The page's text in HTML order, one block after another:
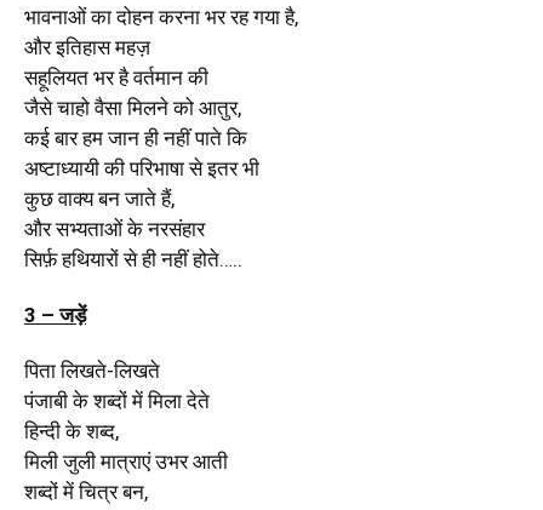
भावनाओं का दोहन करना भर रह गया है,
और इतिहास महज़
सहूलियत भर है वर्तमान की
जैसे चाहो वैसा मिलने को आतुर,
कई बार हम जान ही नहीं पाते कि
अष्टाध्यायी की परिभाषा से इतर भी
कुछ वाक्य बन जाते हैं,
और सभ्यताओं के नरसंहार
सिर्फ़ हथियारों से ही नहीं होते…..
3 – जड़ें
पिता लिखते-लिखते
पंजाबी के शब्दों में मिला देते
हिन्दी के शब्द,
मिली जुली मात्राएं उभर आती
शब्दों में चित्र बन,